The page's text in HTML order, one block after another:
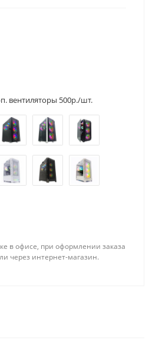
вентиляторы 500р./шт.
в офисе, при оформлении заказа
через интернет-магазин.